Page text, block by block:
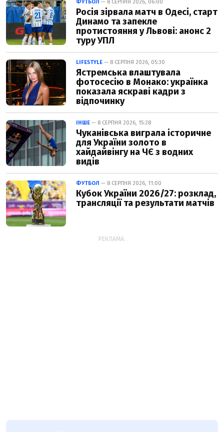
ФУТБОЛ — 8 СЕРПНЯ 2026, 06:00
Росія зірвала матч в Одесі, старт
Динамо та запекле
протистояння у Львові: анонс 2
туру УПЛ
LIFESTYLE — 8 СЕРПНЯ 2026, 05:30
Ястремська влаштувала
фотосесію в Монако: українка
показала яскраві кадри з
відпочинку
ІНШЕ — 8 СЕРПНЯ 2026, 15:28
Чуканівська виграла історичне
для України золото в
хайдайвінгу на ЧЄ з водних
видів
ФУТБОЛ — 8 СЕРПНЯ 2026, 11:00
Кубок України 2026/27: розклад,
трансляції та результати матчів
РЕКЛАМА: